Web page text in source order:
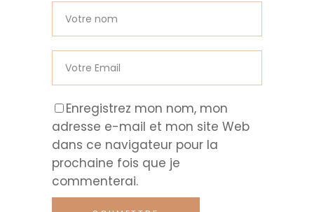
Enregistrez mon nom, mon
adresse e-mail et mon site Web
dans ce navigateur pour la
prochaine fois que je
commenterai.